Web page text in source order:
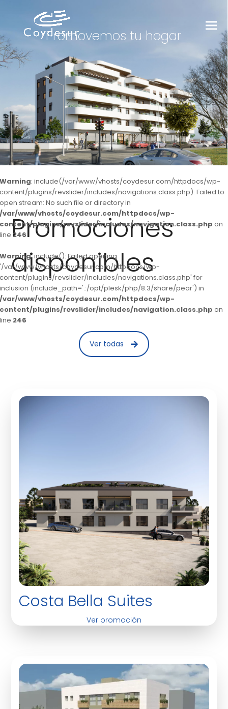
Promovemos tu hogar
Warning: include(/var/www/vhosts/coydesur.com/httpdocs/wp-
content/plugins/revslider/includes/navigations.class.php): Failed to
open stream: No such file or directory in
/var/www/vhosts/coydesur.com/httpdocs/wp-
content/plugins/revslider/includes/navigation.class.php on
line 246
Warning: include(): Failed opening
'/var/www/vhosts/coydesur.com/httpdocs/wp-
content/plugins/revslider/includes/navigations.class.php' for
inclusion (include_path='.:/opt/plesk/php/8.3/share/pear') in
/var/www/vhosts/coydesur.com/httpdocs/wp-
content/plugins/revslider/includes/navigation.class.php on
line 246
Promociones
disponibles
Ver todas
Costa Bella Suites
Ver promoción